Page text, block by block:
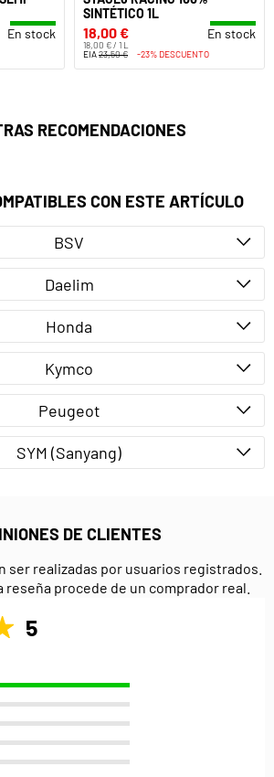
En stock
SINTÉTICO 1L
18,00 €
18,00 € / 1 L
En stock
EIA23,50 € -23% DESCUENTO
RECOMENDACIONES
CON ESTE ARTÍCULO
BSV
Daelim
Honda
Kymco
Peugeot
SYM (Sanyang)
DE CLIENTES
ser realizadas por usuarios registrados.
reseña procede de un comprador real.
5